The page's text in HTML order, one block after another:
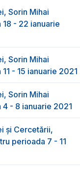
Sorin Mihai
- 22 ianuarie
Sorin Mihai
- 15 ianuarie 2021
Sorin Mihai
- 8 ianuarie 2021
și Cercetării,
perioada 7 - 11